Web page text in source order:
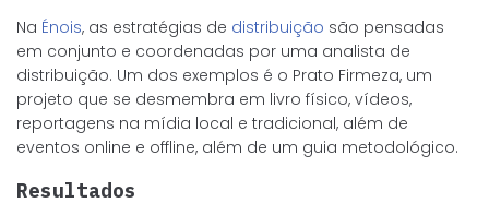
Na Énois, as estratégias de distribuição são pensadas
em conjunto e coordenadas por uma analista de
distribuição. Um dos exemplos é o Prato Firmeza, um
projeto que se desmembra em livro físico, vídeos,
reportagens na mídia local e tradicional, além de
eventos online e offline, além de um guia metodológico.
Resultados